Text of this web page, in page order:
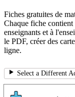
Fiches gratuites de
Chaque fiche
enseignants et à
le PDF, créer des
ligne.
Select a Different